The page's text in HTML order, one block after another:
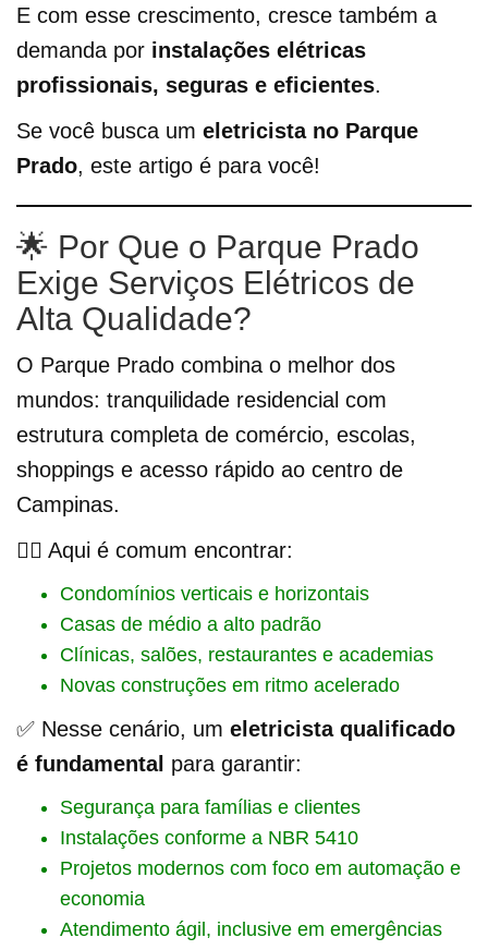
E com esse crescimento, cresce também a
demanda por instalações elétricas
profissionais, seguras e eficientes.
Se você busca um eletricista no Parque
Prado, este artigo é para você!
🌟 Por Que o Parque Prado
Exige Serviços Elétricos de
Alta Qualidade?
O Parque Prado combina o melhor dos
mundos: tranquilidade residencial com
estrutura completa de comércio, escolas,
shoppings e acesso rápido ao centro de
Campinas.
👷‍♂️ Aqui é comum encontrar:
Condomínios verticais e horizontais
Casas de médio a alto padrão
Clínicas, salões, restaurantes e academias
Novas construções em ritmo acelerado
✅ Nesse cenário, um eletricista qualificado
é fundamental para garantir:
Segurança para famílias e clientes
Instalações conforme a NBR 5410
Projetos modernos com foco em automação e
economia
Atendimento ágil, inclusive em emergências